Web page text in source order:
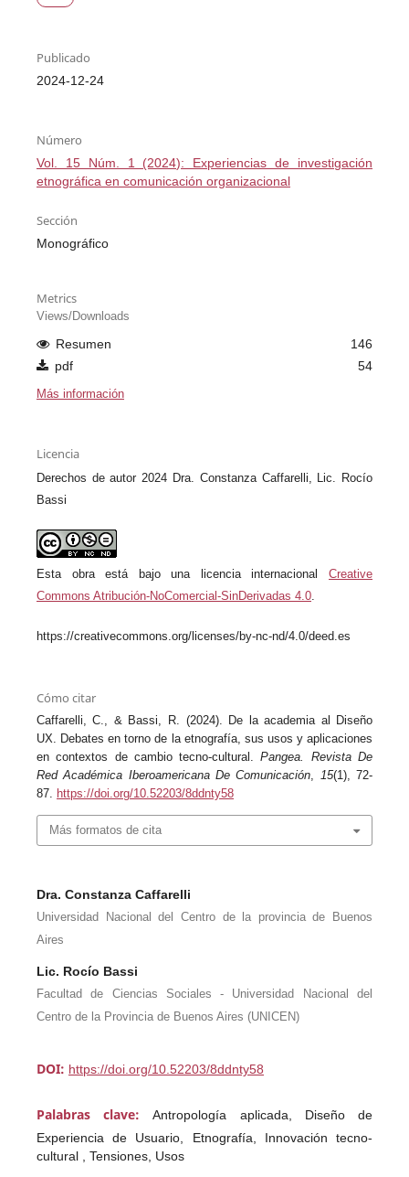
Dra. Constanza Caffarelli
Universidad Nacional del Centro de la provincia de Buenos
Aires
Lic. Rocío Bassi
Facultad de Ciencias Sociales - Universidad Nacional del
Centro de la Provincia de Buenos Aires (UNICEN)
DOI: https://doi.org/10.52203/8ddnty58
Palabras clave:Antropología aplicada, Diseño de
Experiencia de Usuario, Etnografía, Innovación tecno-
cultural , Tensiones, Usos
Publicado
2024-12-24
Número
Vol. 15 Núm. 1 (2024): Experiencias de investigación
etnográfica en comunicación organizacional
Sección
Monográfico
Metrics
Views/Downloads
Resumen
146
pdf
54
Más información
Licencia
Derechos de autor 2024 Dra. Constanza Caffarelli, Lic. Rocío
Bassi
Esta obra está bajo una licencia internacionalCreative
Commons Atribución-NoComercial-SinDerivadas 4.0.
https://creativecommons.org/licenses/by-nc-nd/4.0/deed.es
Cómo citar
Caffarelli, C., & Bassi, R. (2024). De la academia al Diseño
UX. Debates en torno de la etnografía, sus usos y aplicaciones
en contextos de cambio tecno-cultural.Pangea. Revista De
Red Académica Iberoamericana De Comunicación
15(1), 72-
87.
https://doi.org/10.52203/8ddnty58
Más formatos de cita